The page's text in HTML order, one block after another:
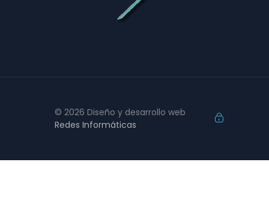
© 2026 Diseño y desarrollo web
Redes Informáticas